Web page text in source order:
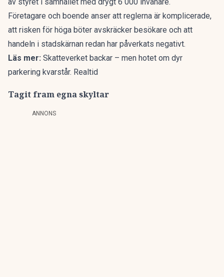
Företagare och boende anser att reglerna är komplicerade,
att risken för höga böter avskräcker besökare och att
handeln i stadskärnan redan har påverkats negativt.
Läs mer: Skatteverket backar – men hotet om dyr
parkering kvarstår. Realtid
Tagit fram egna skyltar
ANNONS